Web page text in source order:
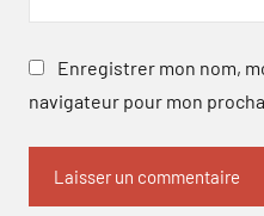
Enregistrer mon nom,
navigateur pour mon